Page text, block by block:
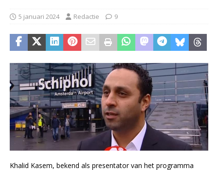
5 januari 2024 Redactie 9
Khalid Kasem, bekend als presentator van het programma